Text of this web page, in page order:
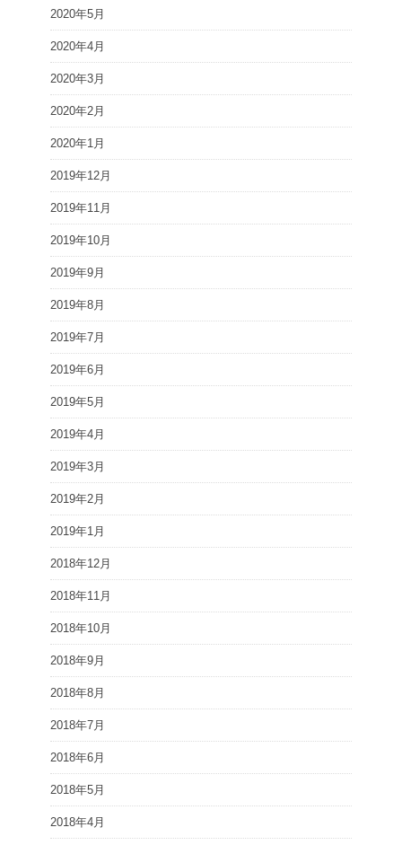
2020年5月
2020年4月
2020年3月
2020年2月
2020年1月
2019年12月
2019年11月
2019年10月
2019年9月
2019年8月
2019年7月
2019年6月
2019年5月
2019年4月
2019年3月
2019年2月
2019年1月
2018年12月
2018年11月
2018年10月
2018年9月
2018年8月
2018年7月
2018年6月
2018年5月
2018年4月